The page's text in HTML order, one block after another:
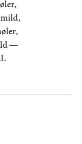
mild,
—